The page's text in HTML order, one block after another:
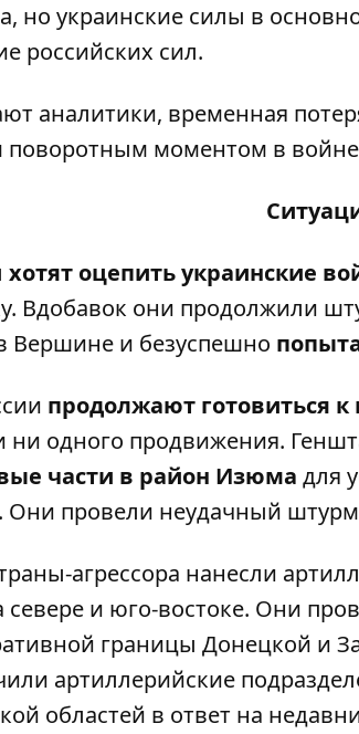
но украинские силы в
российских сил.
аналитики, временная
поворотным моментом в
хотят оцепить украинские
Вдобавок они продолжили
Вершине и безуспешно
продолжают готовиться
одного продвижения.
части в район Изюма для
Они провели неудачный
агрессора нанесли
севере и юго-востоке. Они
границы Донецкой и
артиллерийские
областей в ответ на